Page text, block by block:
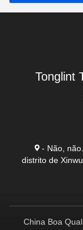
Tonglint
- Não,
distrito de
China Boa